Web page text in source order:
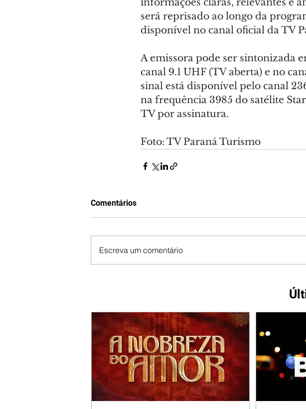
informações claras, relevantes e
será reprisado ao longo da
disponível no canal oficial da TV
A emissora pode ser sintonizada
canal 9.1 UHF (TV aberta) e no
sinal está disponível pelo canal
na frequência 3985 do satélite
TV por assinatura.
Foto: TV Paraná Turismo
Comentários
Escreva um comentário